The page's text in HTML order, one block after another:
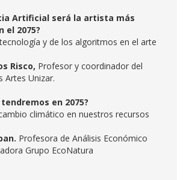
Artificial será la artista más
el 2075?
y de los algoritmos en el arte
Risco, Profesor y coordinador del
Artes Unizar.
en 2075?
climático en nuestros recursos
Profesora de Análisis Económico
Grupo EcoNatura